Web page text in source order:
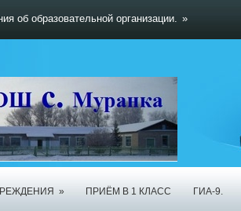
об образовательной организации. »
» ПРИЁМ В 1 КЛАСС ГИА-9.